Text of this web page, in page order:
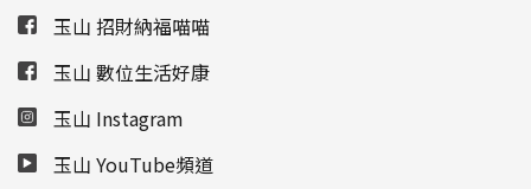
玉山 招財納福喵喵
玉山 數位生活好康
玉山 Instagram
玉山 YouTube頻道